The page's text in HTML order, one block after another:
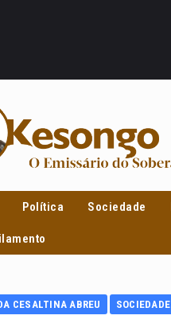
Política Sociedade
CESALTINA ABREU SOCIEDADE